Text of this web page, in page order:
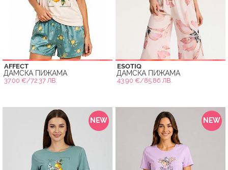
AFFECT
ДАМСКА ПИЖАМА
37.00 €/72.37 ЛВ.
ESOTIQ
ДАМСКА ПИЖАМА
43.90 €/85.86 ЛВ.
NEW NEW